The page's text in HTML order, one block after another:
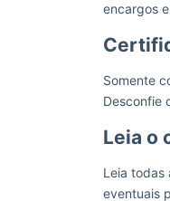
encargos
Somente
Desconfie
Leia o
Leia todas
eventuais